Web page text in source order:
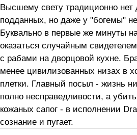
Высшему свету традиционно нет
подданных, но даже у "богемы"
Буквально в первые же минуты
оказаться случайным
с рабами на дворцовой кухне.
менее цивилизованных низах в
плетки. Главный посыл - жизнь
полно несправедливости, а
кожаных сапог - в исполнении
сознание и пугает.